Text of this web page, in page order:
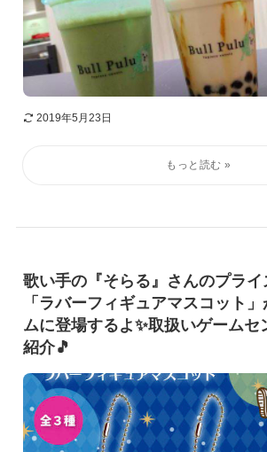
2019年5月23日
歌い手の『そらる』さんのプライ
「ラバーフィギュアマスコット
ムに登場するよ✨取扱いゲームセ
紹介🎵